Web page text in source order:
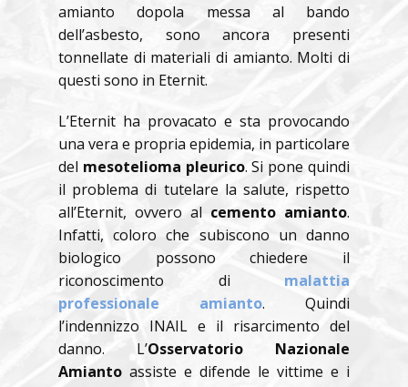
amianto dopola messa al bando
dell’asbesto, sono ancora presenti
tonnellate di materiali di amianto. Molti di
questi sono in Eternit.
L’Eternit ha provacato e sta provocando
una vera e propria epidemia, in particolare
del mesotelioma pleurico. Si pone quindi
il problema di tutelare la salute, rispetto
all’Eternit, ovvero al cemento amianto.
Infatti, coloro che subiscono un danno
biologico possono chiedere il
riconoscimento di malattia
professionale amianto. Quindi
l’indennizzo INAIL e il risarcimento del
danno. L’Osservatorio Nazionale
Amianto assiste e difende le vittime e i